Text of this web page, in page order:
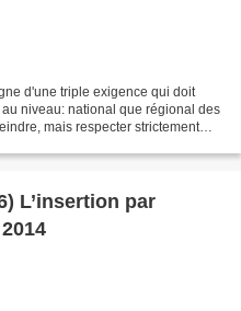
d'une triple exigence qui doit
niveau: national que régional des
mais respecter strictement
L’insertion par